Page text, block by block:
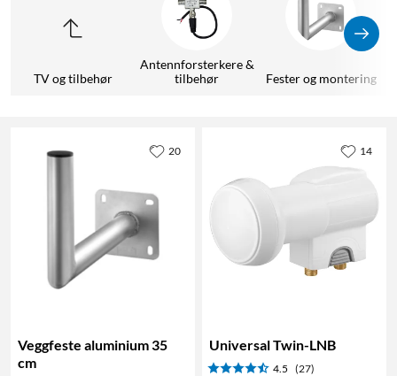
TV og tilbehør
Antennforsterkere &
tilbehør
Fester og montering
Veggfeste aluminium 35
cm
20
Universal Twin-LNB
4.5 (27)
14